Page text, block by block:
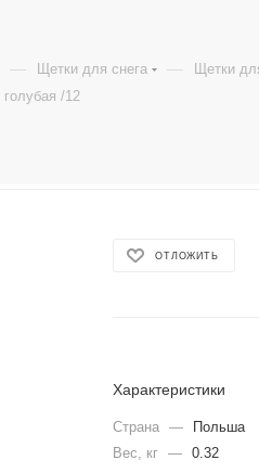
— Щетки для снега — Щетки
/12
ОТЛОЖИТЬ
Характеристики
Страна —
Польша
Вес, кг
— 0.32